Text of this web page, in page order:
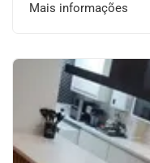
Mais informações